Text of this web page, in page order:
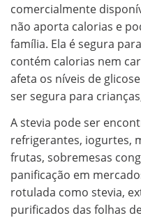
comercialmente
não aporta calorias e
família. Ela é segura
contém calorias nem
afeta os níveis de
ser segura para
A stevia pode ser
refrigerantes, iogurtes,
frutas, sobremesas
panificação em
rotulada como stevia,
purificados das folhas